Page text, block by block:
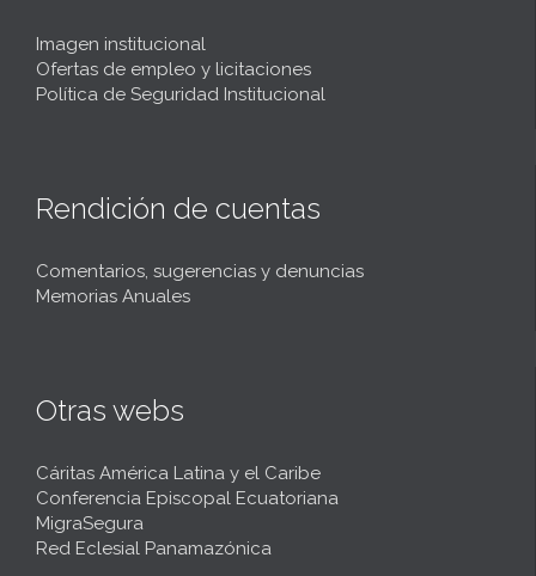
Imagen institucional
Ofertas de empleo y licitaciones
Política de Seguridad Institucional
Rendición de cuentas
Comentarios, sugerencias y denuncias
Memorias Anuales
Otras webs
Cáritas América Latina y el Caribe
Conferencia Episcopal Ecuatoriana
MigraSegura
Red Eclesial Panamazónica